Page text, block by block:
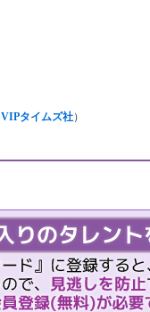
VIPタイムズ社）